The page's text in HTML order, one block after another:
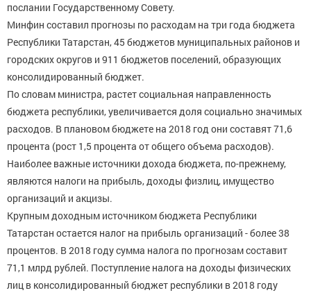
послании Государственному Совету.
Минфин составил прогнозы по расходам на три года бюджета
Республики Татарстан, 45 бюджетов муниципальных районов и
городских округов и 911 бюджетов поселений, образующих
консолидированный бюджет.
По словам министра, растет социальная направленность
бюджета республики, увеличивается доля социально значимых
расходов. В плановом бюджете на 2018 год они составят 71,6
процента (рост 1,5 процента от общего объема расходов).
Наиболее важные источники дохода бюджета, по-прежнему,
являются налоги на прибыль, доходы физлиц, имущество
организаций и акцизы.
Крупным доходным источником бюджета Республики
Татарстан остается налог на прибыль организаций - более 38
процентов. В 2018 году сумма налога по прогнозам составит
71,1 млрд рублей. Поступление налога на доходы физических
лиц в консолидированный бюджет республики в 2018 году